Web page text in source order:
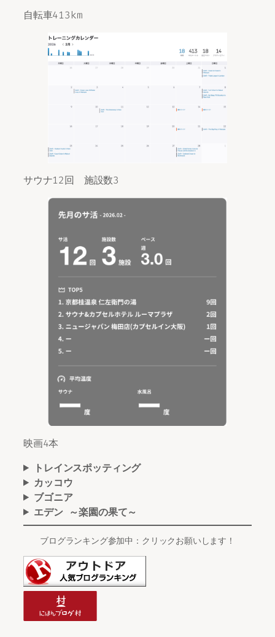
自転車413km
サウナ12回 施設数3
映画4本
トレインスポッティング
カッコウ
ブゴニア
エデン ～楽園の果て～
ブログランキング参加中：クリックお願いします！